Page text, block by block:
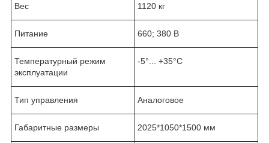
Вес 1120 кг
Питание 660; 380 В
Температурный режим
эксплуатации
-5°... +35°С
Тип управления Аналоговое
Габаритные размеры 2025*1050*1500 мм